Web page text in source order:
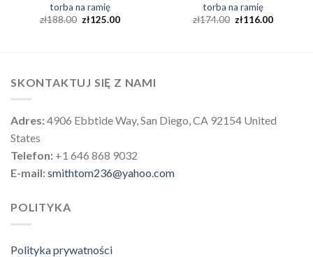
torba na ramię
zł188.00 zł125.00
torba na ramię
zł174.00 zł116.00
SKONTAKTUJ SIĘ Z NAMI
Adres:4906 Ebbtide Way, San Diego, CA 92154 United
States
Telefon: +1 646 868 9032
E-mail:smithtom236@yahoo.com
POLITYKA
Polityka prywatności